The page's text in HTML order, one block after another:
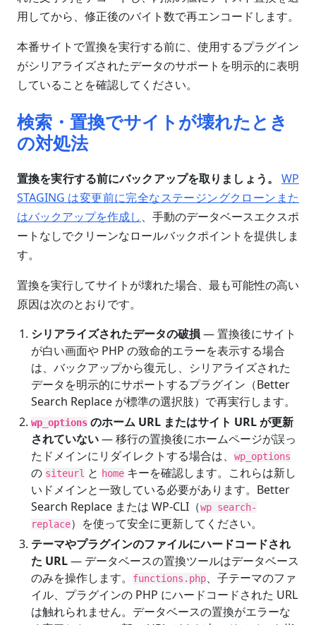
用してから、修正後のバイト数で再エンコードします。
本番サイトで置換を実行する前に、使用するプラグイン
がシリアライズされたデータのサポートを明示的に表明
していることを確認してください。
検索・置換でサイトが壊れたとき
の対処法
置換を実行する前にバックアップを取りましょう。
WP
STAGING は変更前に完全なステージングクローンまた
はバックアップを作成し、手動のデータベースエクスポ
ートなしでクリーンなロールバックポイントを提供しま
す。
置換を実行してサイトが壊れた場合、最も可能性の高い
原因は次のとおりです。
シリアライズされたデータの破損 — 置換後にサイト
が白い画面や PHP の致命的エラーを表示する場合
は、バックアップから復元し、シリアライズされた
データを明示的にサポートするプラグイン（Better
Search Replace が標準の選択肢）で再実行します。
wp_options のホーム URL またはサイト URL が更新
されていない— 移行の置換後にホームページが誤っ
たドメインにリダイレクトする場合は、
wp_options
の siteurl と home キーを確認します。これらは新し
いドメインと一致している必要があります。Better
Search Replace または WP-CLI（wp search-
replace）を使って安全に更新してください。
テーマやプラグインのファイルにハードコードされ
た URL— データベースの置換ツールはデータベース
のみを操作します。
functions.php、子テーマのファ
イル、プラグインの PHP にハードコードされた URL
は触れられません。データベースの置換がエラーな